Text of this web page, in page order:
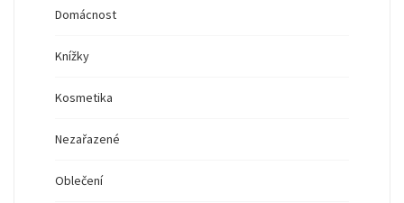
Domácnost
Knížky
Kosmetika
Nezařazené
Oblečení